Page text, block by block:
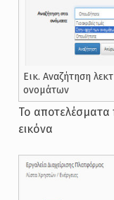
Εικ. Αναζήτηση
ονομάτων
Το αποτελέσματα
εικόνα